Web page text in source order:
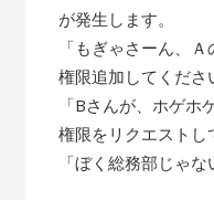
が発生します。
「もぎゃさーん、
権限追加してくださ
「Bさんが、ホゲ
権限をリクエストし
「ぼく総務部じゃな